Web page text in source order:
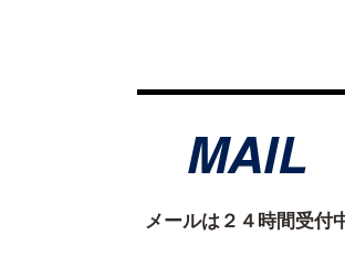
MAIL
メールは２４時間受付